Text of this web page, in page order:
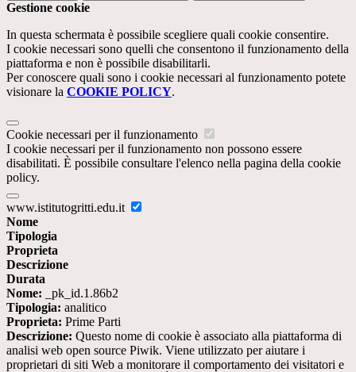
Gestione cookie
In questa schermata è possibile scegliere quali cookie consentire.
I cookie necessari sono quelli che consentono il funzionamento della
piattaforma e non è possibile disabilitarli.
Per conoscere quali sono i cookie necessari al funzionamento potete
visionare la COOKIE POLICY.
Cookie necessari per il funzionamento
I cookie necessari per il funzionamento non possono essere
disabilitati. È possibile consultare l'elenco nella pagina della cookie
policy.
www.istitutogritti.edu.it
Nome
Tipologia
Proprieta
Descrizione
Durata
Nome: _pk_id.1.86b2
Tipologia: analitico
Proprieta: Prime Parti
Descrizione: Questo nome di cookie è associato alla piattaforma di
analisi web open source Piwik. Viene utilizzato per aiutare i
proprietari di siti Web a monitorare il comportamento dei visitatori e